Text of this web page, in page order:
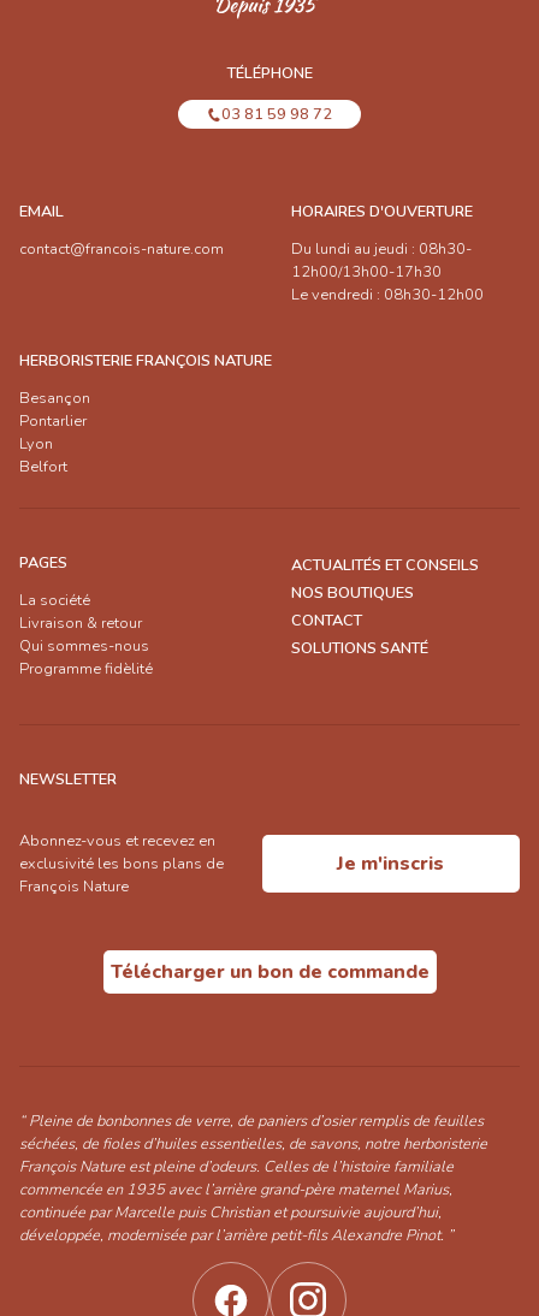
TÉLÉPHONE
03 81 59 98 72
EMAIL
contact@francois-nature.com
HORAIRES D'OUVERTURE
Du lundi au jeudi : 08h30-
12h00/13h00-17h30
Le vendredi : 08h30-12h00
HERBORISTERIE FRANÇOIS NATURE
Besançon
Pontarlier
Lyon
Belfort
PAGES
La société
Livraison & retour
Qui sommes-nous
Programme fidèlité
ACTUALITÉS ET CONSEILS
NOS BOUTIQUES
CONTACT
SOLUTIONS SANTÉ
NEWSLETTER
Abonnez-vous et recevez en
exclusivité les bons plans de
François Nature
Je m'inscris
Télécharger un bon de commande
“ Pleine de bonbonnes de verre, de paniers d’osier remplis de feuilles
séchées, de fioles d’huiles essentielles, de savons, notre herboristerie
François Nature est pleine d’odeurs. Celles de l’histoire familiale
commencée en 1935 avec l’arrière grand-père maternel Marius,
continuée par Marcelle puis Christian et poursuivie aujourd’hui,
développée, modernisée par l’arrière petit-fils Alexandre Pinot. ”